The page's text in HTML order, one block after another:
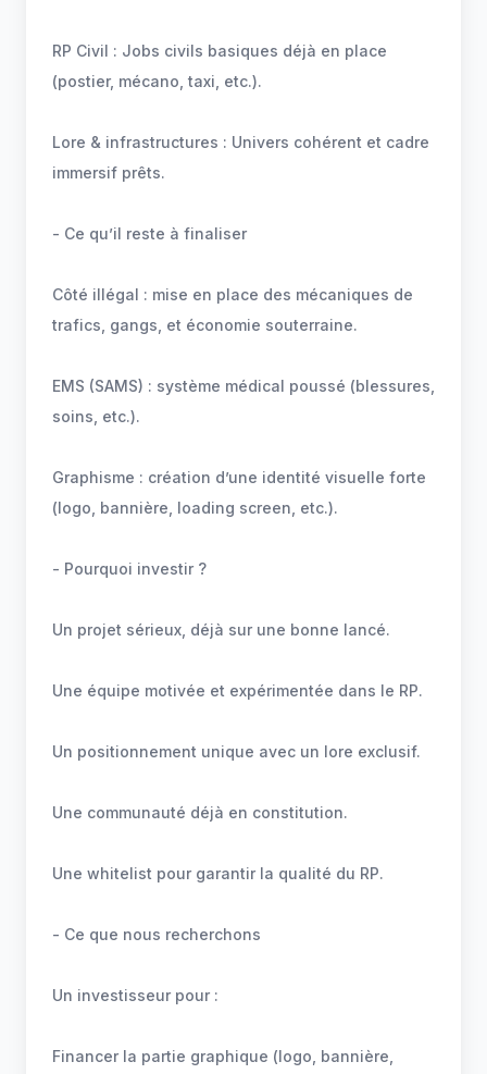
RP Civil : Jobs civils basiques déjà en place
(postier, mécano, taxi, etc.).
Lore & infrastructures : Univers cohérent et cadre
immersif prêts.
- Ce qu’il reste à finaliser
Côté illégal : mise en place des mécaniques de
trafics, gangs, et économie souterraine.
EMS (SAMS) : système médical poussé (blessures,
soins, etc.).
Graphisme : création d’une identité visuelle forte
(logo, bannière, loading screen, etc.).
- Pourquoi investir ?
Un projet sérieux, déjà sur une bonne lancé.
Une équipe motivée et expérimentée dans le RP.
Un positionnement unique avec un lore exclusif.
Une communauté déjà en constitution.
Une whitelist pour garantir la qualité du RP.
- Ce que nous recherchons
Un investisseur pour :
Financer la partie graphique (logo, bannière,